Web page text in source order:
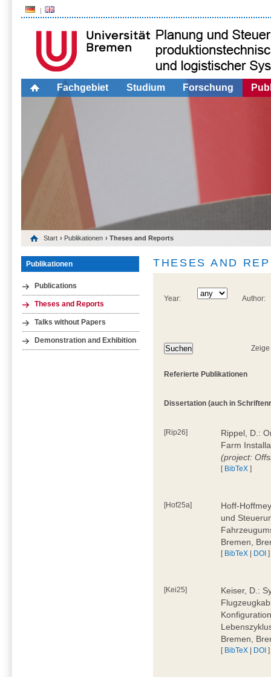
Fachgebiet Studium Forschung
Start › Publikationen › Theses and Reports
Publikationen
Publications
Theses and Reports
Talks without Papers
Demonstration and Exhibition
THESES AND
Year: Author:
Referierte Publikationen
Dissertation (auch in
[Rip26]
Rippel, D.:
Farm
(project:
[ BibTeX ]
[Hof25a]
Hoff-
und
Bremen,
[ BibTeX | DOI ]
[Kei25]
Keiser, D.:
Bremen,
[ BibTeX | DOI ]